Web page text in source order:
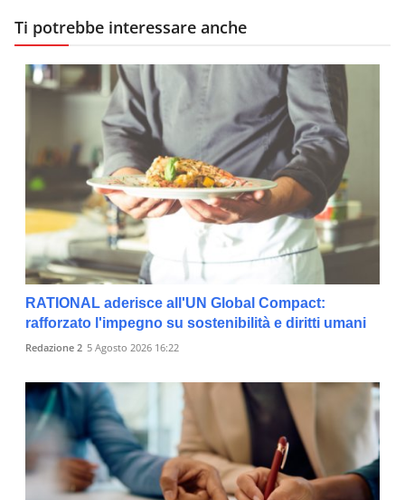
Ti potrebbe interessare anche
RATIONAL aderisce all'UN Global Compact:
rafforzato l'impegno su sostenibilità e diritti umani
Redazione 2 5 Agosto 2026 16:22